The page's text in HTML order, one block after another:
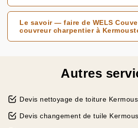
Le savoir — faire de WELS
couvreur charpentier à
Autres
Devis nettoyage de toiture
Devis changement de tuile